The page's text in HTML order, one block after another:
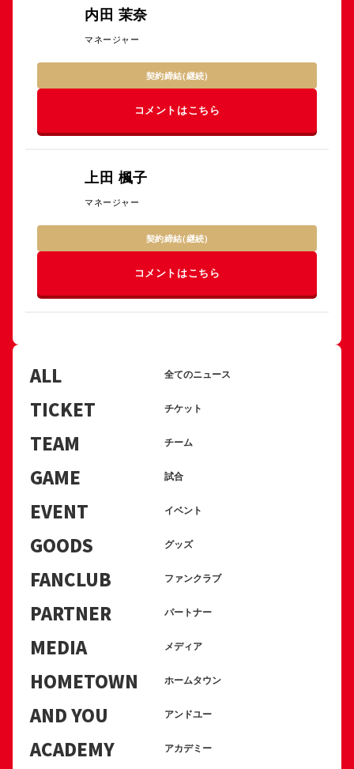
内田 茉奈
マネージャー
契約締結(継続)
コメントはこちら
上田 楓子
マネージャー
契約締結(継続)
コメントはこちら
ALL 全てのニュース
TICKET チケット
TEAM チーム
GAME 試合
EVENT イベント
GOODS グッズ
FANCLUB ファンクラブ
PARTNER パートナー
MEDIA メディア
HOMETOWN ホームタウン
AND YOU アンドユー
ACADEMY アカデミー